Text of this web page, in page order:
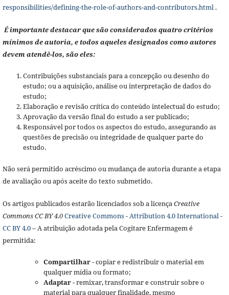
responsibilities/defining-the-role-of-authors-and-contributors.html.
É importante destacar que são considerados quatro critérios
mínimos de autoria, e todos aqueles designados como autores
devem atendê-los, são eles:
Contribuições substanciais para a concepção ou desenho do
estudo; ou a aquisição, análise ou interpretação de dados do
estudo;
Elaboração e revisão crítica do conteúdo intelectual do estudo;
Aprovação da versão final do estudo a ser publicado;
Responsável por todos os aspectos do estudo, assegurando as
questões de precisão ou integridade de qualquer parte do
estudo.
Não será permitido acréscimo ou mudança de autoria durante a etapa
de avaliação ou após aceite do texto submetido.
Os artigos publicados estarão licenciados sob a licençaCreative
Commons CC BY 4.0Creative Commons - Attribution 4.0 International -
CC BY 4.0– A atribuição adotada pela Cogitare Enfermagem é
permitida:
Compartilhar- copiar e redistribuir o material em
qualquer mídia ou formato;
Adaptar- remixar, transformar e construir sobre o
material para qualquer finalidade, mesmo